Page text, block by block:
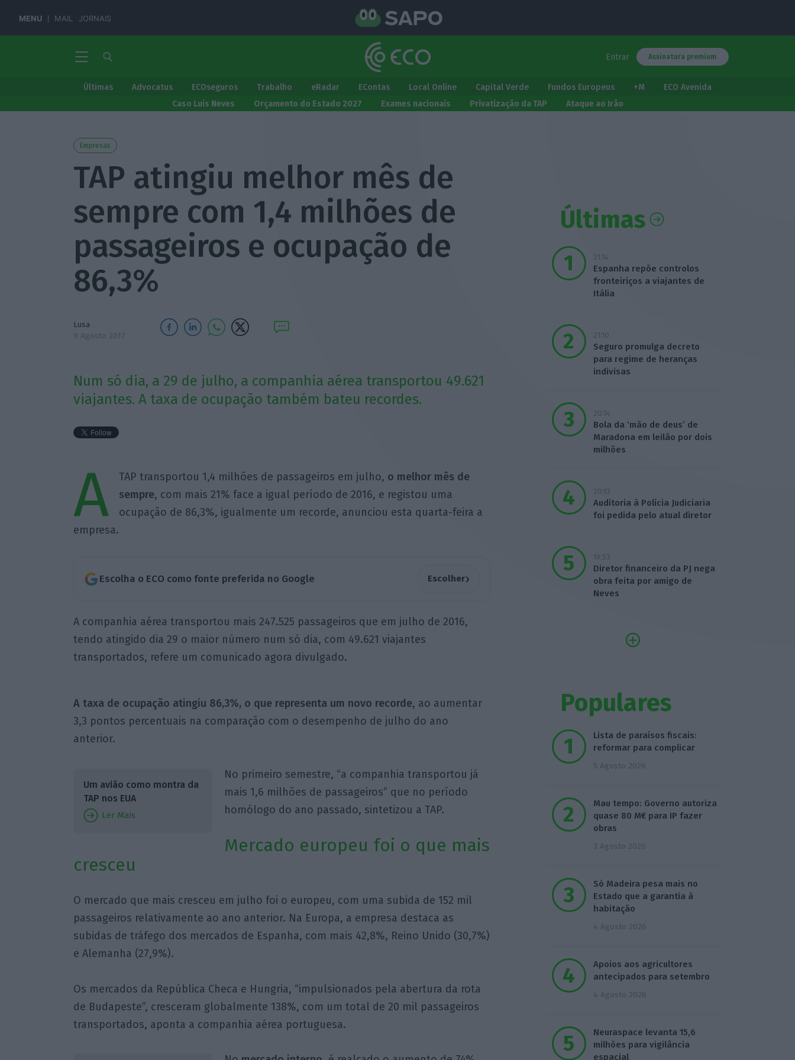
MENU MAIL JORNAIS
Entrar Assinatura premium
Últimas Advocatus ECOseguros Trabalho eRadar EContas Local Online Capital Verde Fundos Europeus +M
ECO Avenida
Caso Luís Neves
Orçamento do Estado 2027 Exames nacionais Privatização da TAP Ataque ao Irão
Empresas
TAP atingiu melhor mês de
sempre com 1,4 milhões de
passageiros e ocupação de
86,3%
Lusa
9 Agosto 2017
Num só dia, a 29 de julho, a companhia aérea transportou 49.621
viajantes. A taxa de ocupação também bateu recordes.
A TAP transportou 1,4 milhões de passageiros em julho, o melhor mês de
sempre, com mais 21% face a igual período de 2016, e registou uma
ocupação de 86,3%, igualmente um recorde, anunciou esta quarta-feira a
empresa.
Escolha o ECO como fonte preferida no Google Escolher›
A companhia aérea transportou mais 247.525 passageiros que em julho de 2016,
tendo atingido dia 29 o maior número num só dia, com 49.621 viajantes
transportados, refere um comunicado agora divulgado.
A taxa de ocupação atingiu 86,3%, o que representa um novo recorde, ao aumentar
3,3 pontos percentuais na comparação com o desempenho de julho do ano
anterior.
Um avião como montra da
TAP nos EUA
Ler Mais
No primeiro semestre, “a companhia transportou já
mais 1,6 milhões de passageiros” que no período
homólogo do ano passado, sintetizou a TAP.
Mercado europeu foi o que mais
cresceu
O mercado que mais cresceu em julho foi o europeu, com uma subida de 152 mil
passageiros relativamente ao ano anterior. Na Europa, a empresa destaca as
subidas de tráfego dos mercados de Espanha, com mais 42,8%, Reino Unido (30,7%)
e Alemanha (27,9%).
Os mercados da República Checa e Hungria, “impulsionados pela abertura da rota
de Budapeste”, cresceram globalmente 138%, com um total de 20 mil passageiros
transportados, aponta a companhia aérea portuguesa.
Últimas
21:14
Espanha repõe controlos
fronteiriços a viajantes de
Itália
21:10
Seguro promulga decreto
para regime de heranças
indivisas
20:14
Bola da ‘mão de deus’ de
Maradona em leilão por dois
milhões
20:13
Auditoria à Polícia Judiciaria
foi pedida pelo atual diretor
19:53
Diretor financeiro da PJ nega
obra feita por amigo de
Neves
Populares
Lista de paraísos fiscais:
reformar para complicar
5 Agosto 2026
Mau tempo: Governo autoriza
quase 80 M€ para IP fazer
obras
3 Agosto 2026
Só Madeira pesa mais no
Estado que a garantia à
habitação
4 Agosto 2026
Apoios aos agricultores
antecipados para setembro
4 Agosto 2026
Neuraspace levanta 15,6
milhões para vigilância
espacial